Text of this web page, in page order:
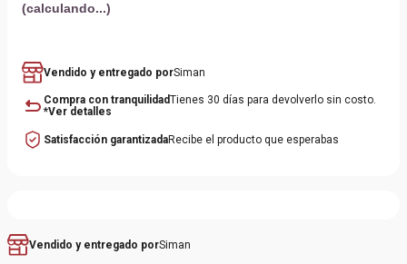
(calculando...)
Vendido y entregado porSiman
Compra con tranquilidadTienes 30 días para devolverlo sin costo.
*Ver detalles
Satisfacción garantizadaRecibe el producto que esperabas
Vendido y entregado porSiman